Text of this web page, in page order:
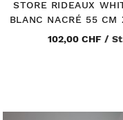
STORE RIDEAUX
BLANC NACRÉ 55 CM
102,00 CHF /